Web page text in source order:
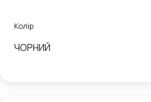
Колір
ЧОРНИЙ